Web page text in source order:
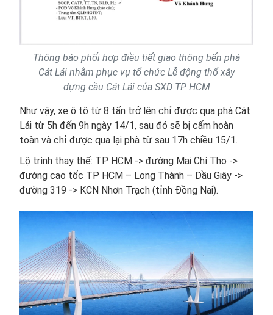
Thông báo phối hợp điều tiết giao thông bến phà
Cát Lái nhằm phục vụ tổ chức Lễ động thổ xây
dựng cầu Cát Lái của SXD TP HCM
Như vậy, xe ô tô từ 8 tấn trở lên chỉ được qua phà Cát
Lái từ 5h đến 9h ngày 14/1, sau đó sẽ bị cấm hoàn
toàn và chỉ được qua lại phà từ sau 17h chiều 15/1.
Lộ trình thay thế: TP HCM -> đường Mai Chí Thọ ->
đường cao tốc TP HCM – Long Thành – Dầu Giây ->
đường 319 -> KCN Nhơn Trạch (tỉnh Đồng Nai).